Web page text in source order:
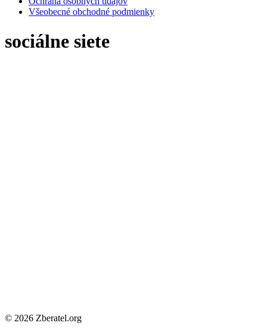
Všeobecné obchodné podmienky
sociálne siete
© 2026 Zberatel.org